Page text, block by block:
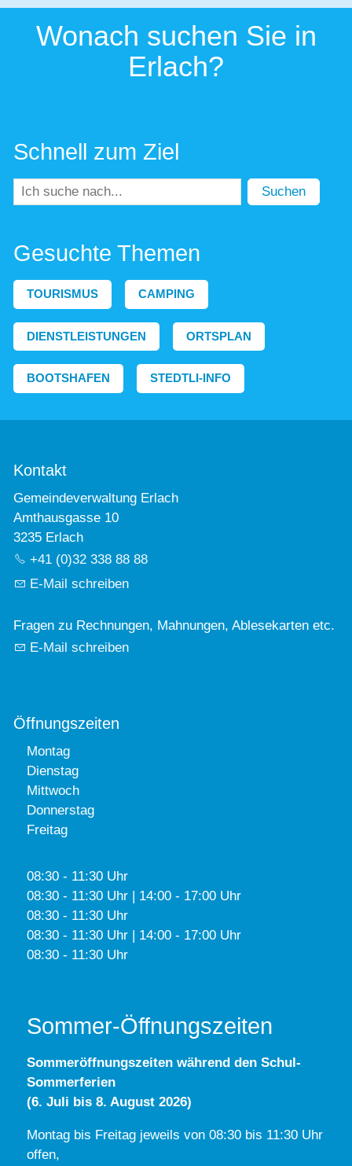
Wonach suchen Sie in
Erlach?
Schnell zum Ziel
Suchen
Gesuchte Themen
TOURISMUS CAMPING
DIENSTLEISTUNGEN ORTSPLAN
BOOTSHAFEN STEDTLI-INFO
Kontakt
Gemeindeverwaltung Erlach
Amthausgasse 10
3235 Erlach
+41 (0)32 338 88 88
E-Mail schreiben
Fragen zu Rechnungen, Mahnungen, Ablesekarten etc.
E-Mail schreiben
Öffnungszeiten
Montag
Dienstag
Mittwoch
Donnerstag
Freitag
08:30 - 11:30 Uhr
08:30 - 11:30 Uhr | 14:00 - 17:00 Uhr
08:30 - 11:30 Uhr
08:30 - 11:30 Uhr | 14:00 - 17:00 Uhr
08:30 - 11:30 Uhr
Sommer-Öffnungszeiten
Sommeröffnungszeiten während den Schul-
Sommerferien
(6. Juli bis 8. August 2026)
Montag bis Freitag jeweils von 08:30 bis 11:30 Uhr
offen,